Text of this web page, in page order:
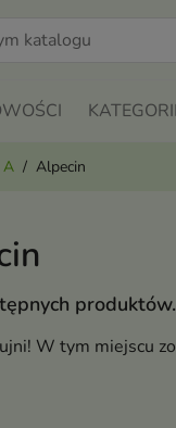
A Alpecin
produktów.
W tym miejscu